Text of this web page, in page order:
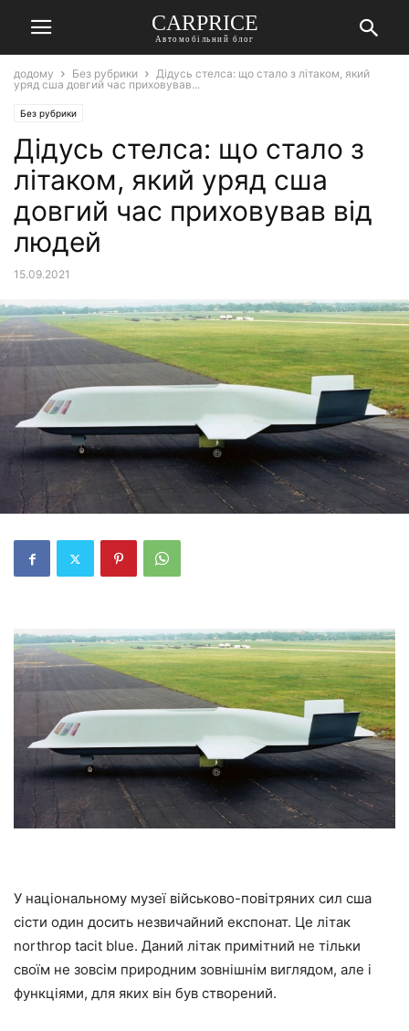
СARPRICE
Автомобільний блог
додому Без рубрики
Дідусь стелса: що стало з літаком, який
уряд сша довгий час приховував...
Без рубрики
Дідусь стелса: що стало з
літаком, який уряд сша
довгий час приховував від
людей
15.09.2021
У національному музеї військово-повітряних сил сша
сісти один досить незвичайний експонат. Це літак
northrop tacit blue. Даний літак примітний не тільки
своїм не зовсім природним зовнішнім виглядом, але і
функціями, для яких він був створений.